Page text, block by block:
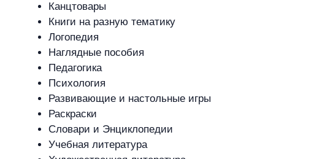
Канцтовары
Книги на разную тематику
Логопедия
Наглядные пособия
Педагогика
Психология
Развивающие и настольные игры
Раскраски
Словари и Энциклопедии
Учебная литература